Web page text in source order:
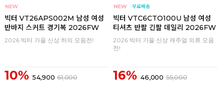
빅터 VT26APS002M 남성 여성
반바지 스커트 경기복 2026FW
2026 빅터 가을 신상 하의 모음전!
10% 54,900 61,000
빅터 VTC6CTO100U 남성 여성
티셔츠 반팔 긴팔 데일리 2026FW
2026 빅터 가을 신상 캐주얼 의류 모음
전!
16% 46,000 55,000